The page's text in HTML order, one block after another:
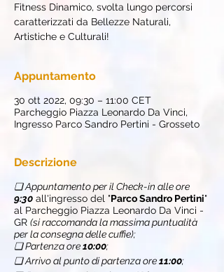
Fitness Dinamico, svolta lungo percorsi
caratterizzati da Bellezze Naturali,
Artistiche e Culturali!
Appuntamento
30 ott 2022, 09:30 – 11:00 CET
Parcheggio Piazza Leonardo Da Vinci,
Ingresso Parco Sandro Pertini - Grosseto
Descrizione
❏ Appuntamento per il Check-in alle ore
9:30 all'ingresso del "Parco Sandro Pertini"
al Parcheggio Piazza Leonardo Da Vinci -
GR (si raccomanda la massima puntualità
per la consegna delle cuffie);
❏ Partenza ore10:00;
❏ Arrivo al punto di partenza ore11:00;